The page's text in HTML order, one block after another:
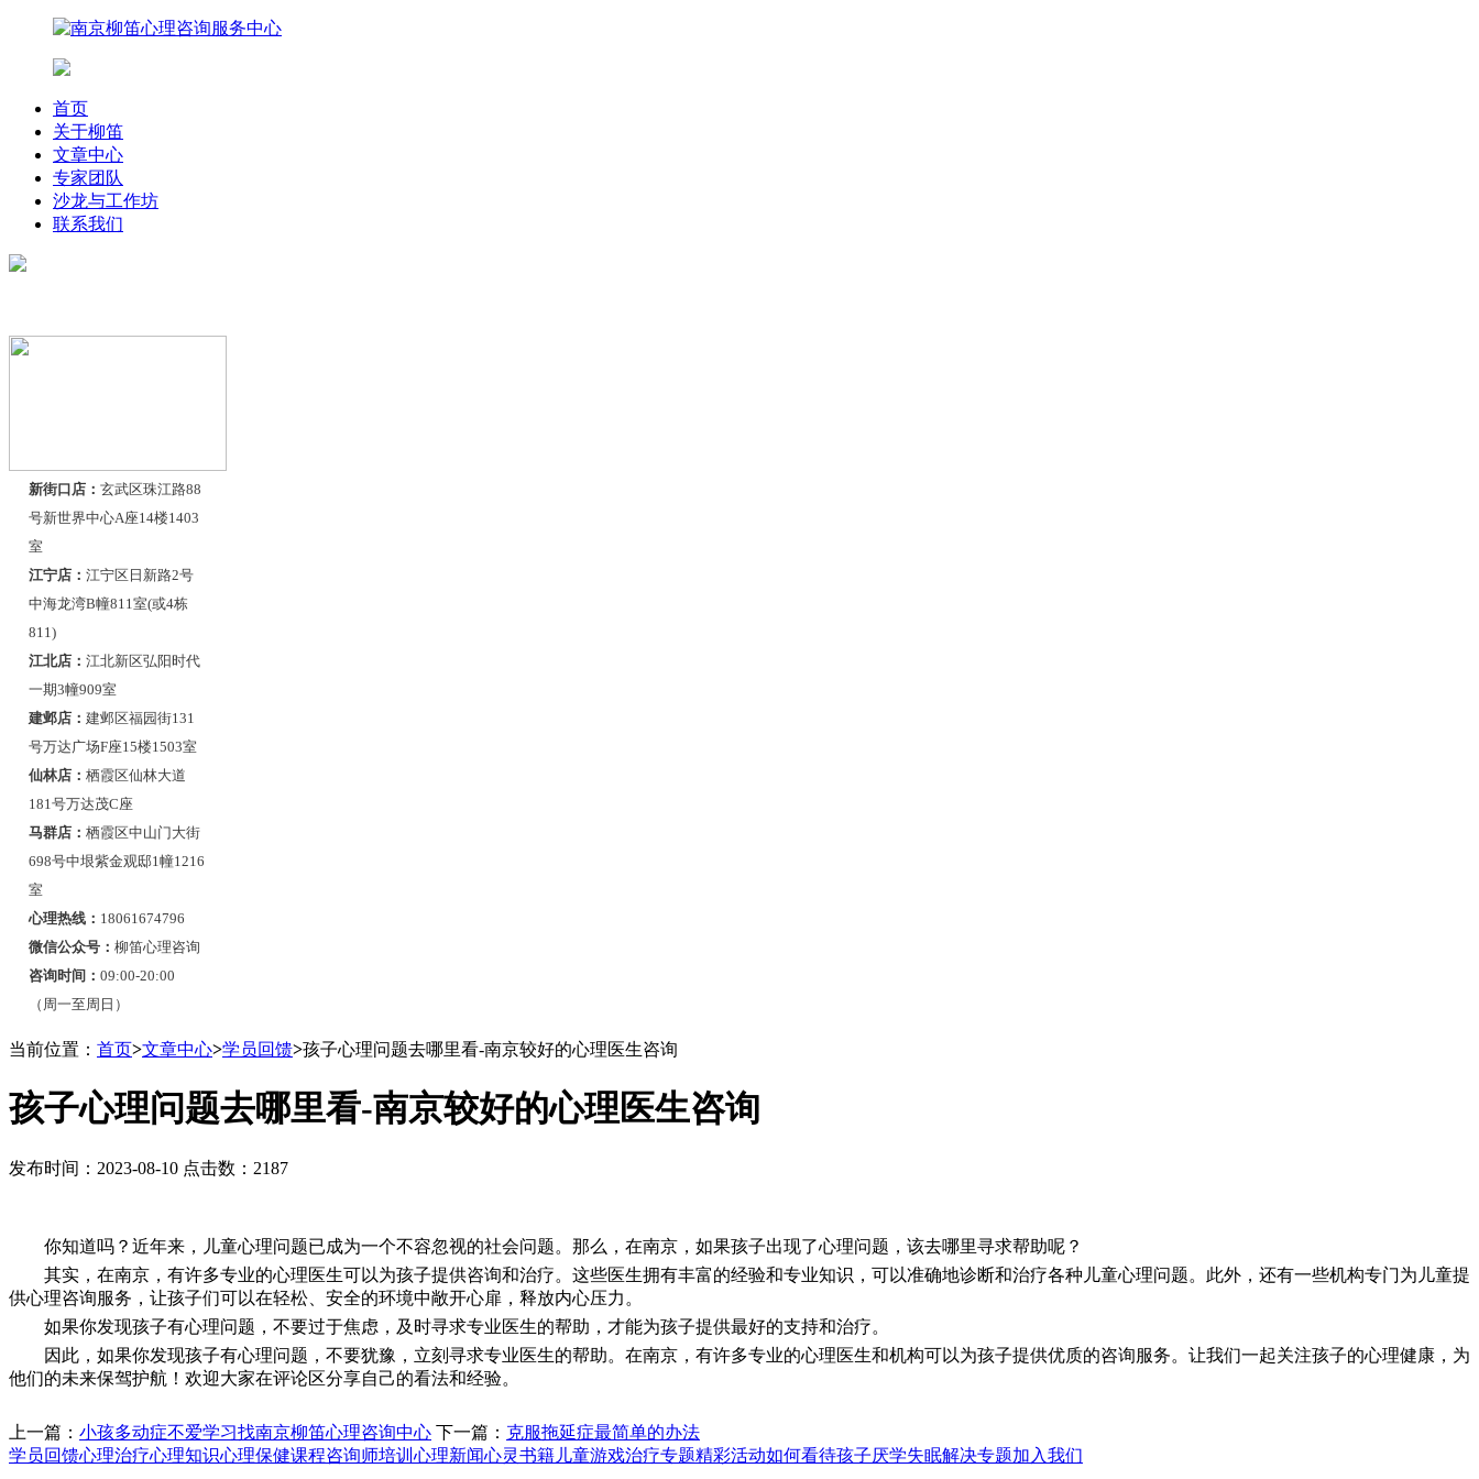
首页
关于柳笛
文章中心
专家团队
沙龙与工作坊
联系我们
新街口店： 玄武区珠江路88
号新世界中心A座14楼1403
室
江宁店： 江宁区日新路2号
中海龙湾B幢811室(或4栋
811)
江北店： 江北新区弘阳时代
一期3幢909室
建邺店： 建邺区福园街131
号万达广场F座15楼1503室
仙林店： 栖霞区仙林大道
181号万达茂C座
马群店： 栖霞区中山门大街
698号中垠紫金观邸1幢1216
室
心理热线： 18061674796
微信公众号： 柳笛心理咨询
咨询时间： 09:00-20:00
（周一至周日）
当前位置： 首页>文章中心>学员回馈>孩子心理问题去哪里看-南京较好的心理医生咨询
孩子心理问题去哪里看-南京较好的心理医生咨询
发布时间：2023-08-10 点击数：2187
你知道吗？近年来，儿童心理问题已成为一个不容忽视的社会问题。那么，在南京，如果孩子出现了心理问题，该去哪里寻求帮助呢？
其实，在南京，有许多专业的心理医生可以为孩子提供咨询和治疗。这些医生拥有丰富的经验和专业知识，可以准确地诊断和治疗各种儿童心理问题。此外，还有一些机构专门为儿童提
供心理咨询服务，让孩子们可以在轻松、安全的环境中敞开心扉，释放内心压力。
如果你发现孩子有心理问题，不要过于焦虑，及时寻求专业医生的帮助，才能为孩子提供最好的支持和治疗。
因此，如果你发现孩子有心理问题，不要犹豫，立刻寻求专业医生的帮助。在南京，有许多专业的心理医生和机构可以为孩子提供优质的咨询服务。让我们一起关注孩子的心理健康，为
他们的未来保驾护航！欢迎大家在评论区分享自己的看法和经验。
上一篇： 小孩多动症不爱学习找南京柳笛心理咨询中心 下一篇： 克服拖延症最简单的办法
学员回馈心理治疗心理知识心理保健课程咨询师培训 心理新闻心灵书籍 儿童游戏治疗专题精彩活动如何看待孩子厌学失眠解决专题加入我们